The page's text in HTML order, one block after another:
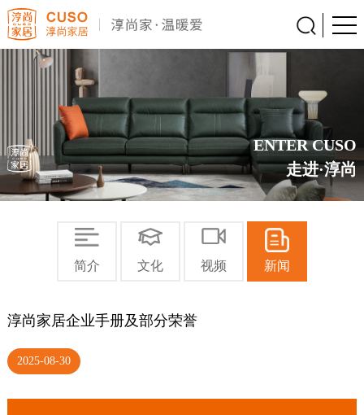
走进·淳尚
ENTER CUSO
简介 文化 视频 新闻
淳尚家居企业手册及部分荣誉
2025-08-30